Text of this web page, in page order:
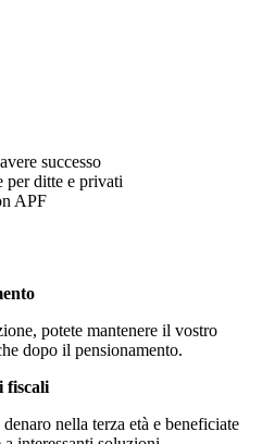
successo
per ditte e privati
APF
potete mantenere il vostro
dopo il pensionamento.
fiscali
nella terza età e beneficiate